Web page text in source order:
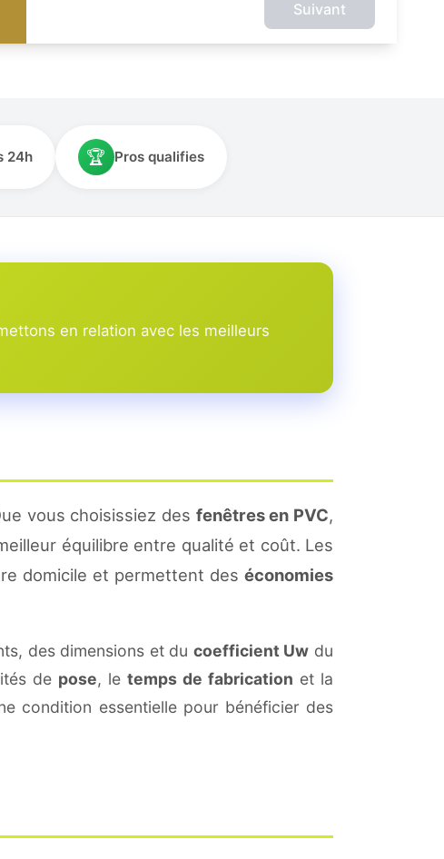
Suivant
24h 🏆 Pros qualifies
en relation avec les meilleurs
vous choisissiez des fenêtres en PVC,
équilibre entre qualité et coût. Les
domicile et permettent deséconomies
des dimensions et du coefficient Uw du
de pose, le temps de fabrication et la
condition essentielle pour bénéficier des